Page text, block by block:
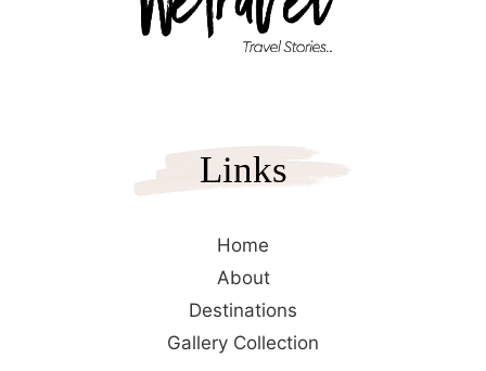
Links
Home
About
Destinations
Gallery Collection